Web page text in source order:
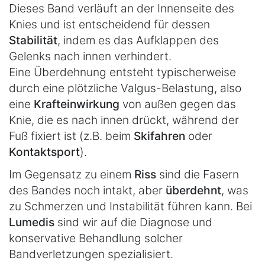
Dieses Band verläuft an der Innenseite des
Knies und ist entscheidend für dessen
Stabilität, indem es das Aufklappen des
Gelenks nach innen verhindert.
Eine Überdehnung entsteht typischerweise
durch eine plötzliche Valgus-Belastung, also
eine Krafteinwirkung von außen gegen das
Knie, die es nach innen drückt, während der
Fuß fixiert ist (z.B. beim Skifahren oder
Kontaktsport).
Im Gegensatz zu einem Riss sind die Fasern
des Bandes noch intakt, aber überdehnt, was
zu Schmerzen und Instabilität führen kann. Bei
Lumedis sind wir auf die Diagnose und
konservative Behandlung solcher
Bandverletzungen spezialisiert.